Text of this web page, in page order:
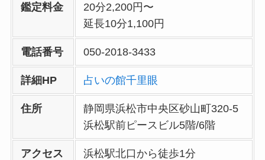
鑑定料金
20分2,200円〜
延長10分1,100円
電話番号 050-2018-3433
詳細HP 占いの館千里眼
住所
静岡県浜松市中央区砂山町320-5
浜松駅前ピースビル5階/6階
アクセス 浜松駅北口から徒歩1分